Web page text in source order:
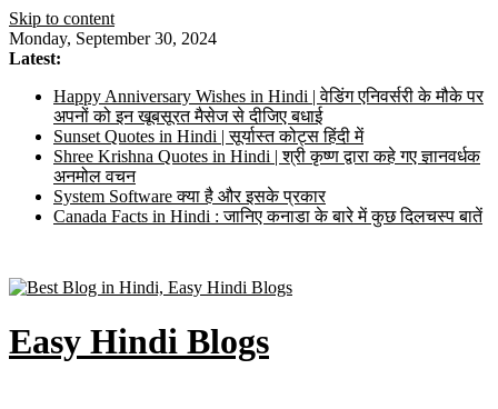
Skip to content
Monday, September 30, 2024
Latest:
Happy Anniversary Wishes in Hindi | वेडिंग एनिवर्सरी के मौके पर
अपनों को इन खूबसूरत मैसेज से दीजिए बधाई
Sunset Quotes in Hindi | सूर्यास्त कोट्स हिंदी में
Shree Krishna Quotes in Hindi | श्री कृष्ण द्वारा कहे गए ज्ञानवर्धक
अनमोल वचन
System Software क्या है और इसके प्रकार
Canada Facts in Hindi : जानिए कनाडा के बारे में कुछ दिलचस्प बातें
Easy Hindi Blogs